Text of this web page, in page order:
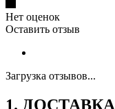
Нет оценок
Оставить отзыв
Загрузка отзывов...
1. ДОСТАВКА